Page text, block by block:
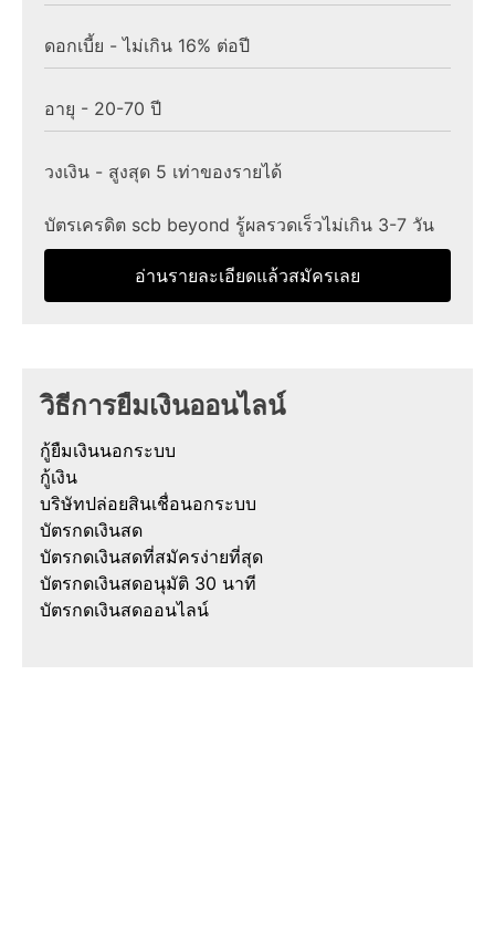
ดอกเบี้ย - ไม่เกิน 16% ต่อปี
อายุ - 20-70 ปี
วงเงิน - สูงสุด 5 เท่าของรายได้
บัตรเครดิต scb beyond รู้ผลรวดเร็วไม่เกิน 3-7 วัน
อ่านรายละเอียดแล้วสมัครเลย
วิธีการยืมเงินออนไลน์
กู้ยืมเงินนอกระบบ
กู้เงิน
บริษัทปล่อยสินเชื่อนอกระบบ
บัตรกดเงินสด
บัตรกดเงินสดที่สมัครง่ายที่สุด
บัตรกดเงินสดอนุมัติ 30 นาที
บัตรกดเงินสดออนไลน์